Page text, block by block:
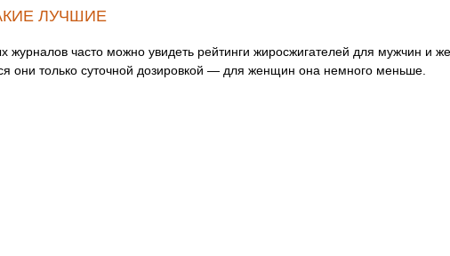
ЛУЧШИЕ
журналов часто можно увидеть рейтинги жиросжигателей для мужчин и
они только суточной дозировкой — для женщин она немного меньше.